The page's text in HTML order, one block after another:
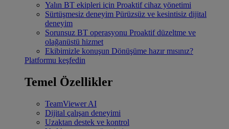
Yalın BT ekipleri için Proaktif cihaz yönetimi
Sürtüşmesiz deneyim Pürüzsüz ve kesintisiz dijital
deneyim
Sorunsuz BT operasyonu Proaktif düzeltme ve
olağanüstü hizmet
Ekibimizle konuşun Dönüşüme hazır mısınız?
Platformu keşfedin
Temel Özellikler
TeamViewer AI
Dijital çalışan deneyimi
Uzaktan destek ve kontrol